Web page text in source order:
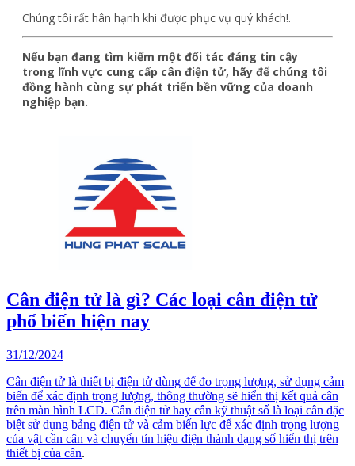
Chúng tôi rất hân hạnh khi được phục vụ quý khách!.
Nếu bạn đang tìm kiếm một đối tác đáng tin cậy
trong lĩnh vực cung cấp cân điện tử, hãy để chúng tôi
đồng hành cùng sự phát triển bền vững của doanh
nghiệp bạn.
Cân điện tử là gì? Các loại cân điện tử
phổ biến hiện nay
31/12/2024
Cân điện tử là thiết bị điện tử dùng để đo trọng lượng, sử dụng cảm
biến để xác định trọng lượng, thông thường sẽ hiển thị kết quả cân
trên màn hình LCD. Cân điện tử hay cân kỹ thuật số là loại cân đặc
biệt sử dụng bảng điện tử và cảm biến lực để xác định trọng lượng
của vật cần cân và chuyển tín hiệu điện thành dạng số hiển thị trên
thiết bị của cân.